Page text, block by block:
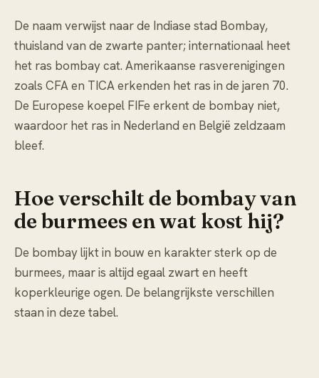
De naam verwijst naar de Indiase stad Bombay,
thuisland van de zwarte panter; internationaal heet
het ras bombay cat. Amerikaanse rasverenigingen
zoals CFA en TICA erkenden het ras in de jaren 70.
De Europese koepel FIFe erkent de bombay niet,
waardoor het ras in Nederland en België zeldzaam
bleef.
Hoe verschilt de bombay van
de burmees en wat kost hij?
De bombay lijkt in bouw en karakter sterk op de
burmees, maar is altijd egaal zwart en heeft
koperkleurige ogen. De belangrijkste verschillen
staan in deze tabel.